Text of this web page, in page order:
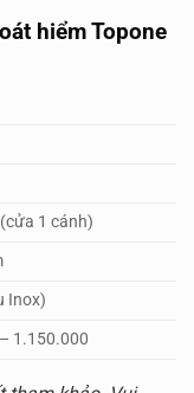
hiểm Topone
1 cánh)
Inox)
1.150.000